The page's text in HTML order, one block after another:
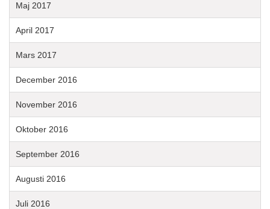
Maj 2017
April 2017
Mars 2017
December 2016
November 2016
Oktober 2016
September 2016
Augusti 2016
Juli 2016